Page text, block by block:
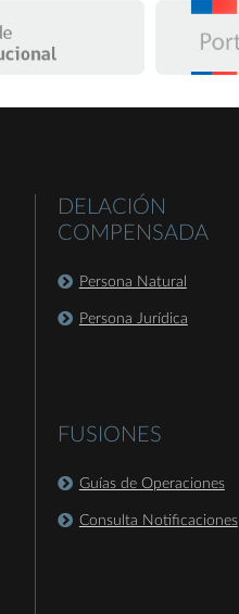
DELACIÓN
COMPENSADA
Persona Natural
Persona Jurídica
FUSIONES
Guías de Operaciones
Consulta Notificaciones